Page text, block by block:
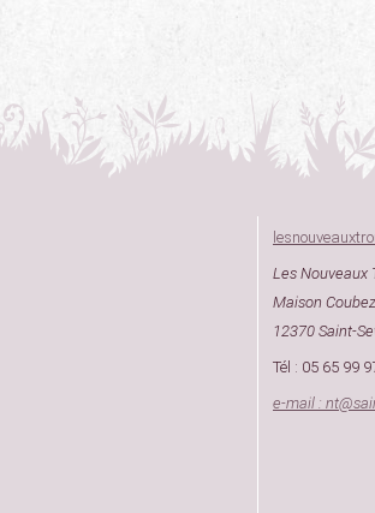
Les Nouveaux
Maison Coubez
12370 Saint-
Tél : 05 65 99
e-mail : nt@